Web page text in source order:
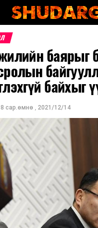
баярыг
байхыг
сар.өмнө , 2021/12/14